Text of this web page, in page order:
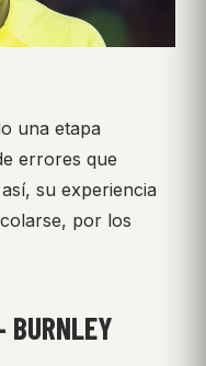
una etapa
errores que
su experiencia
por los
BURNLEY